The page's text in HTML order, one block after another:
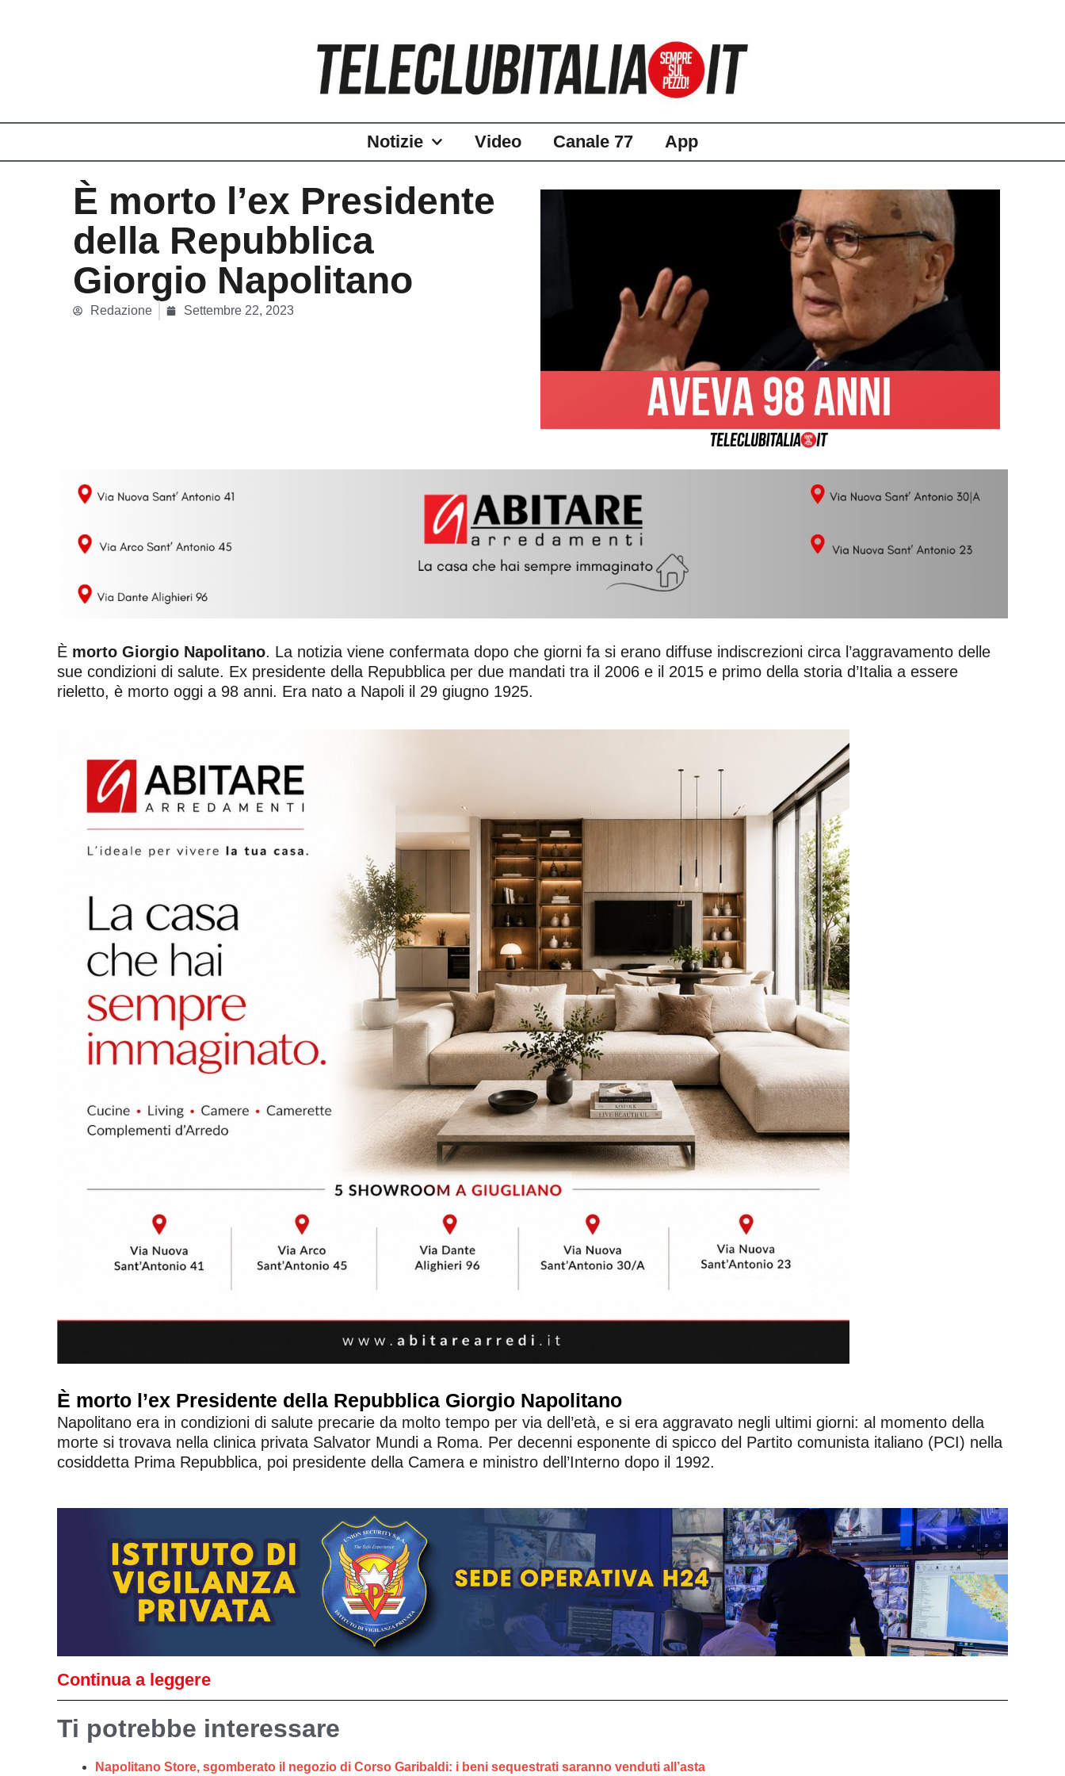
Notizie Video Canale 77 App
È morto l’ex Presidente
della Repubblica
Giorgio Napolitano
Redazione Settembre 22, 2023
È morto Giorgio Napolitano. La notizia viene confermata dopo che giorni fa si erano diffuse indiscrezioni circa l’aggravamento delle
sue condizioni di salute. Ex presidente della Repubblica per due mandati tra il 2006 e il 2015 e primo della storia d’Italia a essere
rieletto, è morto oggi a 98 anni. Era nato a Napoli il 29 giugno 1925.
È morto l’ex Presidente della Repubblica Giorgio Napolitano
Napolitano era in condizioni di salute precarie da molto tempo per via dell’età, e si era aggravato negli ultimi giorni: al momento della
morte si trovava nella clinica privata Salvator Mundi a Roma. Per decenni esponente di spicco del Partito comunista italiano (PCI) nella
cosiddetta Prima Repubblica, poi presidente della Camera e ministro dell’Interno dopo il 1992.
Continua a leggere
Ti potrebbe interessare
Napolitano Store, sgomberato il negozio di Corso Garibaldi: i beni sequestrati saranno venduti all’asta